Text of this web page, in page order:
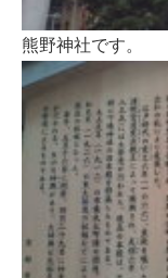
熊野神社です。